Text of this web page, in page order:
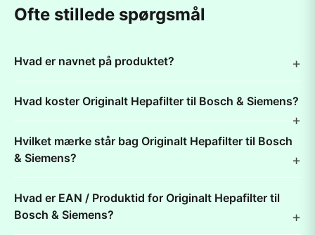
Ofte stillede spørgsmål
Hvad er navnet på produktet?
Hvad koster Originalt Hepafilter til Bosch & Siemens?
Hvilket mærke står bag Originalt Hepafilter til Bosch
& Siemens?
Hvad er EAN / Produktid for Originalt Hepafilter til
Bosch & Siemens?